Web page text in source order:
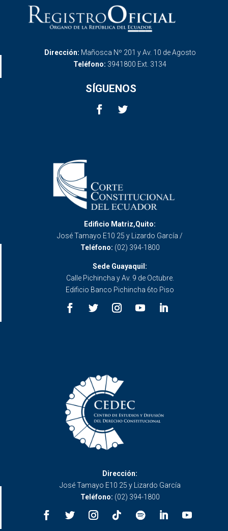
Dirección: Mañosca Nº 201 y Av. 10 de Agosto
Teléfono: 3941800 Ext. 3134
SÍGUENOS
Edificio Matriz,Quito:
José Tamayo E10 25 y Lizardo García /
Teléfono: (02) 394-1800
Sede Guayaquil:
Calle Pichincha y Av. 9 de Octubre.
Edificio Banco Pichincha 6to Piso
Dirección:
José Tamayo E10 25 y Lizardo García
Teléfono: (02) 394-1800